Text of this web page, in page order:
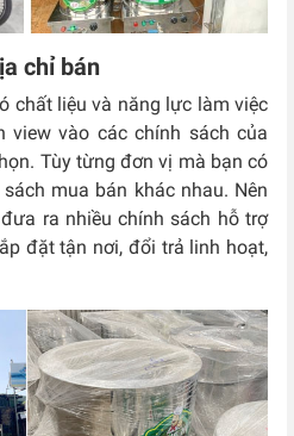
chỉ bán
chất liệu và năng lực làm việc
view vào các chính sách của
Tùy từng đơn vị mà bạn có
mua bán khác nhau. Nên
ra nhiều chính sách hỗ trợ
đặt tận nơi, đổi trả linh hoạt,